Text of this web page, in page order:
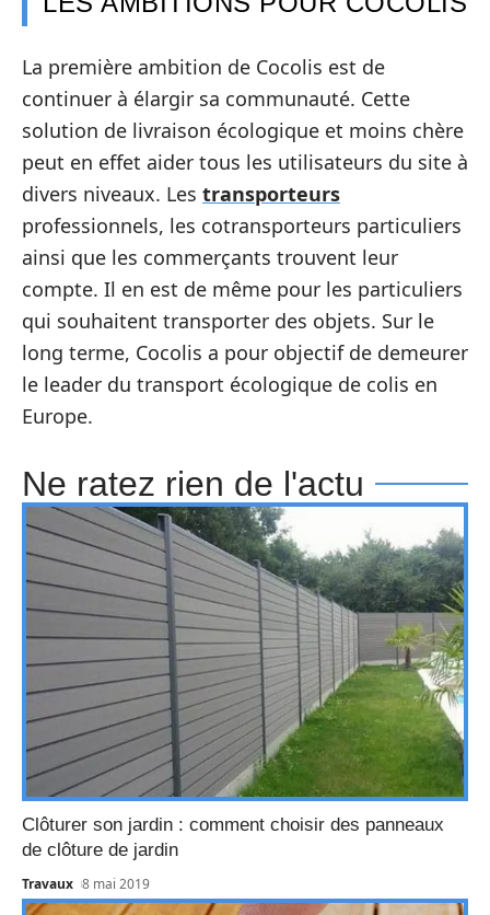
La première ambition de Cocolis est de
continuer à élargir sa communauté. Cette
solution de livraison écologique et moins chère
peut en effet aider tous les utilisateurs du site à
divers niveaux. Les transporteurs
professionnels, les cotransporteurs particuliers
ainsi que les commerçants trouvent leur
compte. Il en est de même pour les particuliers
qui souhaitent transporter des objets. Sur le
long terme, Cocolis a pour objectif de demeurer
le leader du transport écologique de colis en
Europe.
Ne ratez rien de l'actu
Clôturer son jardin : comment choisir des panneaux
de clôture de jardin
Travaux 8 mai 2019